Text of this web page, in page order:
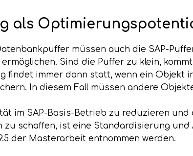
als
müssen auch die SAP-
ermöglichen. Sind die Puffer zu klein,
findet immer dann statt, wenn ein Objekt
In diesem Fall müssen andere
im SAP-Basis-Betrieb zu reduzieren
zu schaffen, ist eine Standardisierung
der Masterarbeit entnommen werden.